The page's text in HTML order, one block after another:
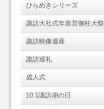
ひらめきシリーズ
諏訪大社式年造営御柱大祭
諏訪映像遺産
諏訪巡礼
成人式
10.1諏訪湖の日